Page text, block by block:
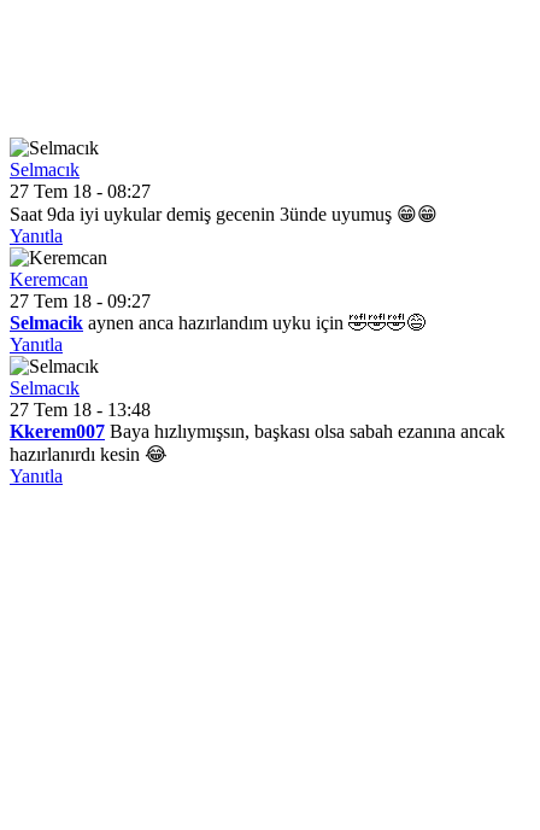
Selmacık
27 Tem 18 - 08:27
Saat 9da iyi uykular demiş gecenin 3ünde uyumuş 😁😁
Yanıtla
Keremcan
27 Tem 18 - 09:27
Selmacik aynen anca hazırlandım uyku için 🤣🤣🤣😅
Yanıtla
Selmacık
27 Tem 18 - 13:48
Kkerem007 Baya hızlıymışsın, başkası olsa sabah ezanına ancak
hazırlanırdı kesin 😂
Yanıtla